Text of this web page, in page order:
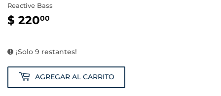
Reactive Bass
$ 22000
¡Solo 9 restantes!
AGREGAR AL CARRITO